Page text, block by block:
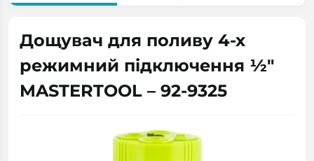
Дощувач для поливу 4-х
режимний підключення ½"
MASTERTOOL – 92-9325